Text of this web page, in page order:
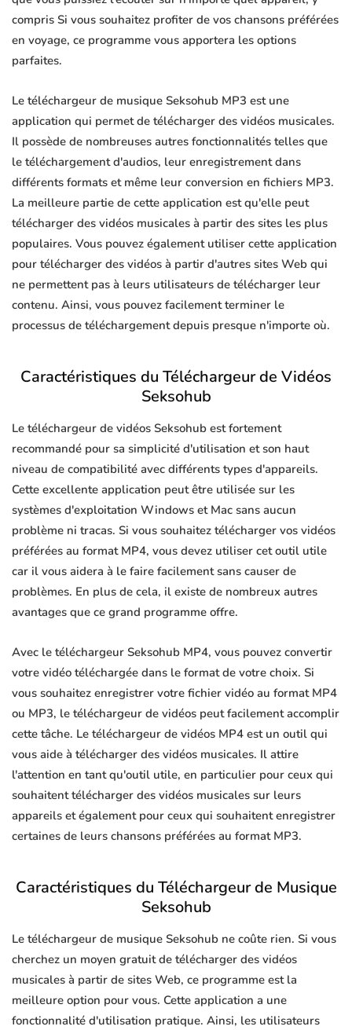
compris Si vous souhaitez profiter de vos chansons préférées
en voyage, ce programme vous apportera les options
parfaites.
Le téléchargeur de musique Seksohub MP3 est une
application qui permet de télécharger des vidéos musicales.
Il possède de nombreuses autres fonctionnalités telles que
le téléchargement d'audios, leur enregistrement dans
différents formats et même leur conversion en fichiers MP3.
La meilleure partie de cette application est qu'elle peut
télécharger des vidéos musicales à partir des sites les plus
populaires. Vous pouvez également utiliser cette application
pour télécharger des vidéos à partir d'autres sites Web qui
ne permettent pas à leurs utilisateurs de télécharger leur
contenu. Ainsi, vous pouvez facilement terminer le
processus de téléchargement depuis presque n'importe où.
Caractéristiques du Téléchargeur de Vidéos
Seksohub
Le téléchargeur de vidéos Seksohub est fortement
recommandé pour sa simplicité d'utilisation et son haut
niveau de compatibilité avec différents types d'appareils.
Cette excellente application peut être utilisée sur les
systèmes d'exploitation Windows et Mac sans aucun
problème ni tracas. Si vous souhaitez télécharger vos vidéos
préférées au format MP4, vous devez utiliser cet outil utile
car il vous aidera à le faire facilement sans causer de
problèmes. En plus de cela, il existe de nombreux autres
avantages que ce grand programme offre.
Avec le téléchargeur Seksohub MP4, vous pouvez convertir
votre vidéo téléchargée dans le format de votre choix. Si
vous souhaitez enregistrer votre fichier vidéo au format MP4
ou MP3, le téléchargeur de vidéos peut facilement accomplir
cette tâche. Le téléchargeur de vidéos MP4 est un outil qui
vous aide à télécharger des vidéos musicales. Il attire
l'attention en tant qu'outil utile, en particulier pour ceux qui
souhaitent télécharger des vidéos musicales sur leurs
appareils et également pour ceux qui souhaitent enregistrer
certaines de leurs chansons préférées au format MP3.
Caractéristiques du Téléchargeur de Musique
Seksohub
Le téléchargeur de musique Seksohub ne coûte rien. Si vous
cherchez un moyen gratuit de télécharger des vidéos
musicales à partir de sites Web, ce programme est la
meilleure option pour vous. Cette application a une
fonctionnalité d'utilisation pratique. Ainsi, les utilisateurs